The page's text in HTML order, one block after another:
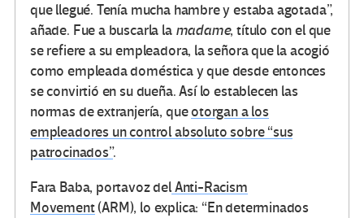
que llegué. Tenía mucha hambre y estaba agotada”,
añade. Fue a buscarla lamadame, título con el que
se refiere a su empleadora, la señora que la acogió
como empleada doméstica y que desde entonces
se convirtió en su dueña. Así lo establecen las
normas de extranjería, queotorgan a los
empleadores un control absoluto sobre “sus
patrocinados”.
Fara Baba, portavoz delAnti-Racism
Movement(ARM), lo explica: “En determinados